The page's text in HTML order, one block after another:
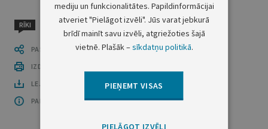
RĪKI
PASTĀSTI CITIEM
IZDRUKĀT PUBLIKĀCIJU
LEJUPLĀDĒT LAIDIENU (PDF)
PAR OFICIĀLO IZDEVUMU
mediju un funkcionalitātes. Papildinformācijai
atveriet "Pielāgot izvēli". Jūs varat jebkurā
brīdī mainīt savu izvēli, atgriežoties šajā
vietnē. Plašāk –sīkdatņu politikā.
PIEŅEMT VISAS
PIELĀGOT IZVĒLI